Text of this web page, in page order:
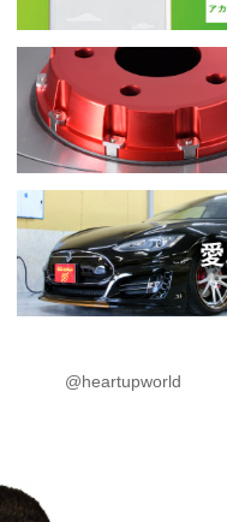
@heartupworld